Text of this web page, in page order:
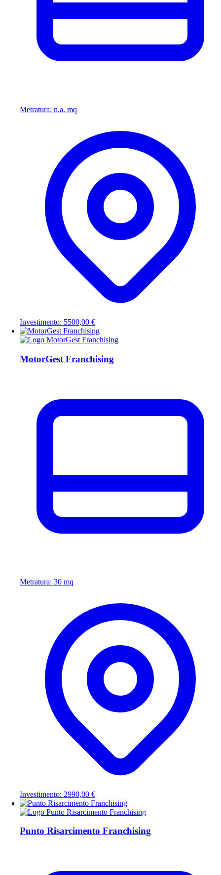
Metratura: n.a. mq
Investimento: 5500,00 €
MotorGest Franchising
Metratura: 30 mq
Investimento: 2990,00 €
Punto Risarcimento Franchising